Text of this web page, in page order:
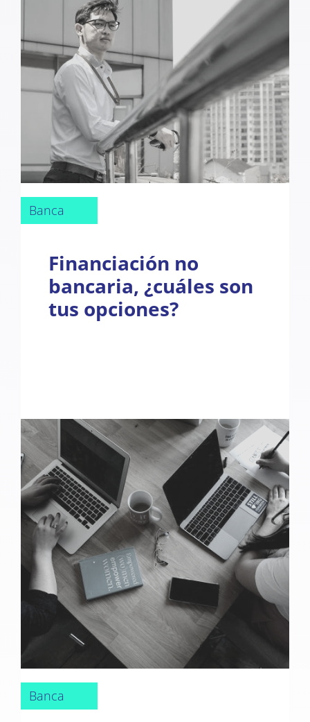
Banca
Financiación no
bancaria, ¿cuáles son
tus opciones?
Banca